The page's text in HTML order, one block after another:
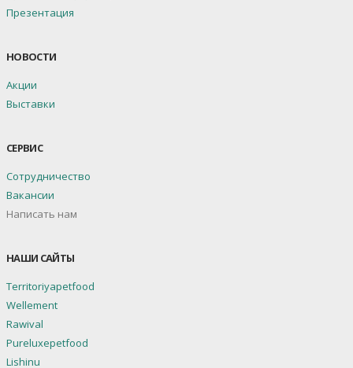
Презентация
НОВОСТИ
Акции
Выставки
СЕРВИС
Сотрудничество
Вакансии
Написать нам
НАШИ САЙТЫ
Territoriyapetfood
Wellement
Rawival
Pureluxepetfood
Lishinu